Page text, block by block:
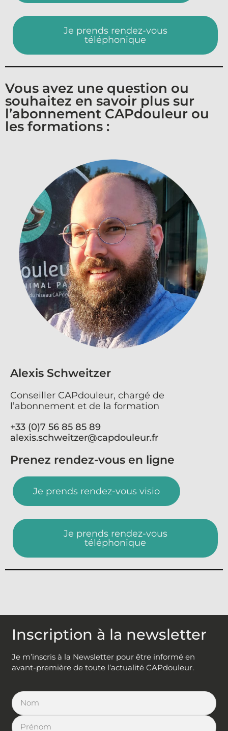
Je prends rendez-vous
téléphonique
Vous avez une question ou
souhaitez en savoir plus sur
l’abonnement CAPdouleur ou
les formations :
Alexis Schweitzer
Conseiller CAPdouleur, chargé de
l’abonnement et de la formation
+33 (0)7 56 85 85 89
alexis.schweitzer@capdouleur.fr
Prenez rendez-vous en ligne
Je prends rendez-vous visio
Je prends rendez-vous
téléphonique
Inscription à la newsletter
Je m’inscris à la Newsletter pour être informé en
avant-première de toute l’actualité CAPdouleur.